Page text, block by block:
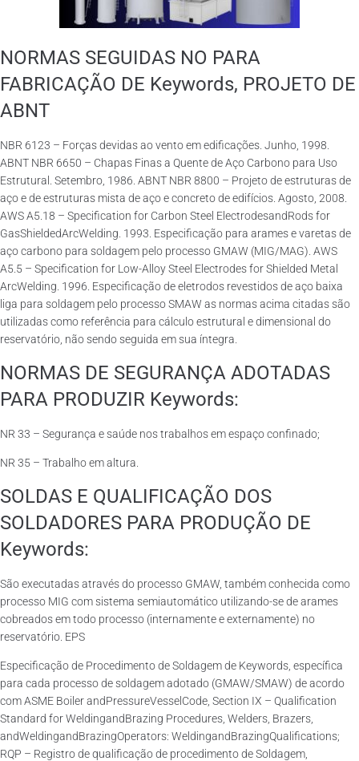
NORMAS SEGUIDAS NO PARA
FABRICAÇÃO DE Keywords, PROJETO DE
ABNT
NBR 6123 – Forças devidas ao vento em edificações. Junho, 1998.
ABNT NBR 6650 – Chapas Finas a Quente de Aço Carbono para Uso
Estrutural. Setembro, 1986. ABNT NBR 8800 – Projeto de estruturas de
aço e de estruturas mista de aço e concreto de edifícios. Agosto, 2008.
AWS A5.18 – Specification for Carbon Steel ElectrodesandRods for
GasShieldedArcWelding. 1993. Especificação para arames e varetas de
aço carbono para soldagem pelo processo GMAW (MIG/MAG). AWS
A5.5 – Specification for Low-Alloy Steel Electrodes for Shielded Metal
ArcWelding. 1996. Especificação de eletrodos revestidos de aço baixa
liga para soldagem pelo processo SMAW as normas acima citadas são
utilizadas como referência para cálculo estrutural e dimensional do
reservatório, não sendo seguida em sua íntegra.
NORMAS DE SEGURANÇA ADOTADAS
PARA PRODUZIR Keywords:
NR 33 – Segurança e saúde nos trabalhos em espaço confinado;
NR 35 – Trabalho em altura.
SOLDAS E QUALIFICAÇÃO DOS
SOLDADORES PARA PRODUÇÃO DE
Keywords:
São executadas através do processo GMAW, também conhecida como
processo MIG com sistema semiautomático utilizando-se de arames
cobreados em todo processo (internamente e externamente) no
reservatório. EPS
Especificação de Procedimento de Soldagem de Keywords, específica
para cada processo de soldagem adotado (GMAW/SMAW) de acordo
com ASME Boiler andPressureVesselCode, Section IX – Qualification
Standard for WeldingandBrazing Procedures, Welders, Brazers,
andWeldingandBrazingOperators: WeldingandBrazingQualifications;
RQP – Registro de qualificação de procedimento de Soldagem,